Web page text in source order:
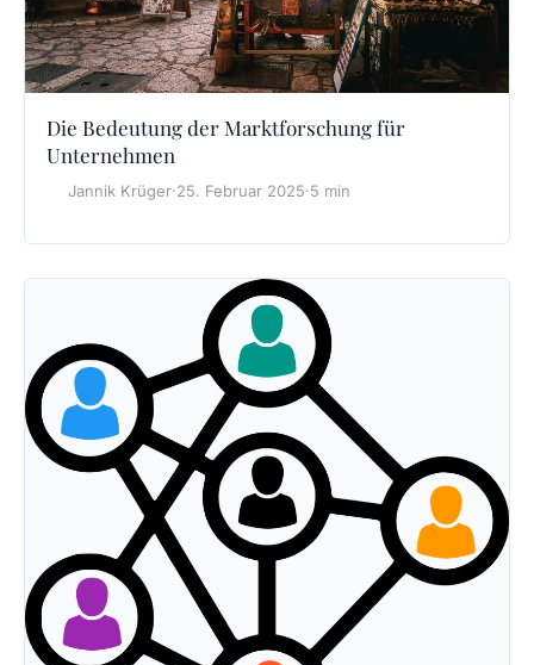
Die Bedeutung der Marktforschung für
Unternehmen
Jannik Krüger·25. Februar 2025·5 min